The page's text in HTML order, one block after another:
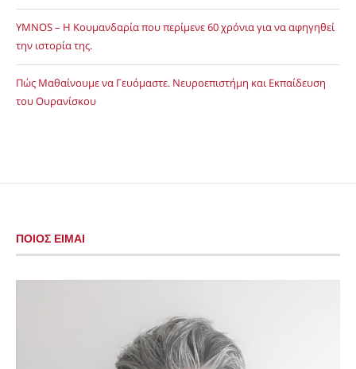
YMNOS – Η Κουμανδαρία που περίμενε 60 χρόνια για να αφηγηθεί
την ιστορία της.
Πώς Μαθαίνουμε να Γευόμαστε. Νευροεπιστήμη και Εκπαίδευση
του Ουρανίσκου
ΠΟΙΟΣ ΕΙΜΑΙ